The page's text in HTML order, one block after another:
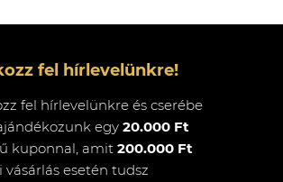
fel hírlevelünkre!
fel hírlevelünkre és cserébe
egy 20.000 Ft
kuponnal, amit200.000 Ft
vásárlás esetén tudsz